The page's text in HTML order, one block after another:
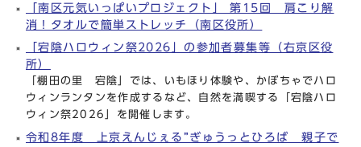
「南区元気いっぱいプロジェクト」 第15回 肩こり解
消！タオルで簡単ストレッチ（南区役所）
「宕陰ハロウィン祭2026」の参加者募集等（右京区役
所）
「棚田の里 宕陰」では、いもほり体験や、かぼちゃでハロ
ウィンランタンを作成するなど、自然を満喫する「宕陰ハロ
ウィン祭2026」を開催します。
令和8年度 上京えんじぇる”ぎゅうっとひろば 親子で